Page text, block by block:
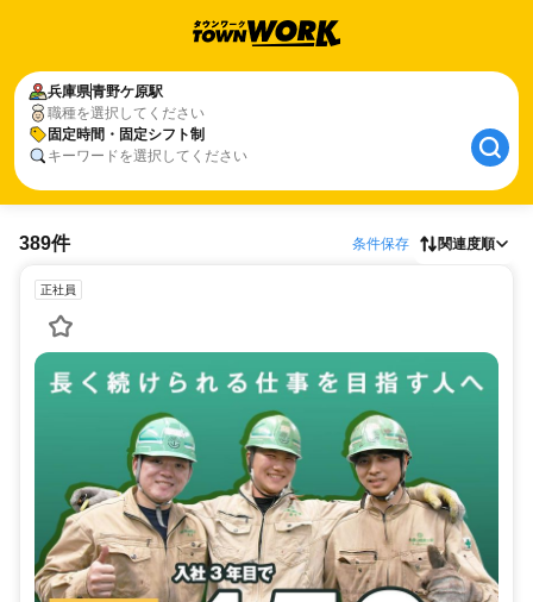
兵庫県青野ケ原駅
職種を選択してください
固定時間・固定シフト制
キーワードを選択してください
389件 条件保存 関連度順
正社員